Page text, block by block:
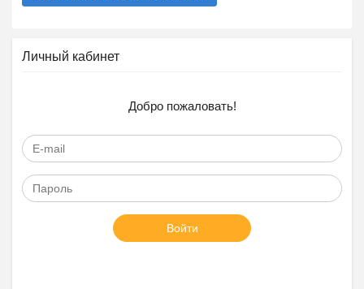
Личный кабинет
Добро пожаловать!
Войти